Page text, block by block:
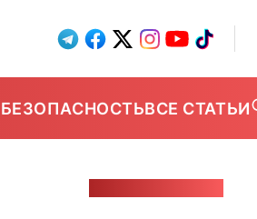
БЕЗОПАСНОСТЬВСЕ СТАТЬИ